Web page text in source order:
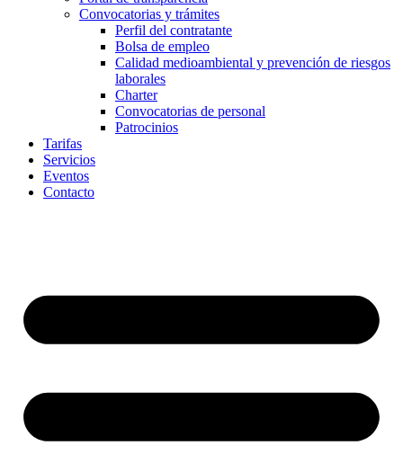
Convocatorias y trámites
Perfil del contratante
Bolsa de empleo
Calidad medioambiental y prevención de riesgos
laborales
Charter
Convocatorias de personal
Patrocinios
Tarifas
Servicios
Eventos
Contacto